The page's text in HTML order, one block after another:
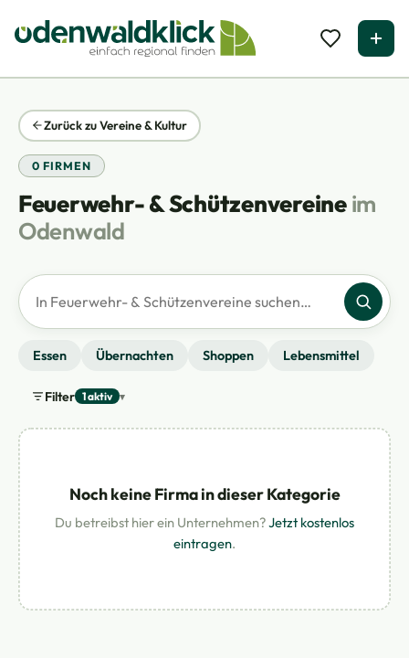
Zurück zu Vereine & Kultur
0 FIRMEN
Feuerwehr- & Schützenvereineim
Odenwald
Firmen suchen
Essen Übernachten Shoppen Lebensmittel
Filter 1 aktiv ▾
Noch keine Firma in dieser Kategorie
Du betreibst hier ein Unternehmen?Jetzt kostenlos
eintragen.